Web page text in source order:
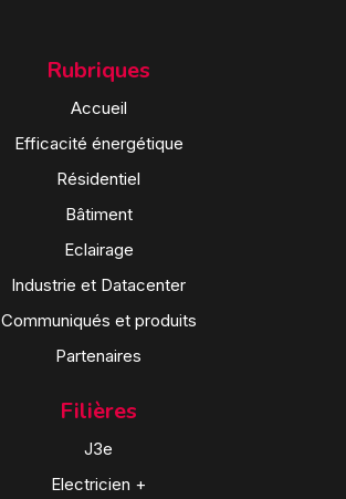
Rubriques
Accueil
Efficacité énergétique
Résidentiel
Bâtiment
Eclairage
Industrie et Datacenter
Communiqués et produits
Partenaires
Filières
J3e
Electricien +